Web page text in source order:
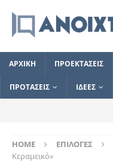
ΑΡΧΙΚΗ ΠΡΟΕΚΤΑΣΕΙΣ
ΠΡΟΤΑΣΕΙΣ ΙΔΕΕΣ
HOME ΕΠΙΛΟΓΕΣ
Κεραμεικό»